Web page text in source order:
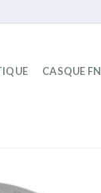
CASQUE